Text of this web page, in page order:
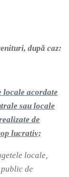
după caz:
locale acordate
sau locale
de
lucrativ;
locale,
de